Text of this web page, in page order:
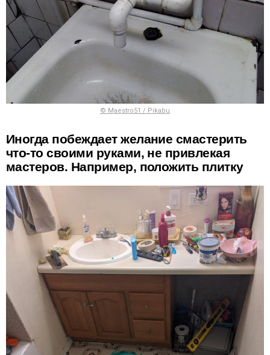
© Maestro51 / Pikabu
Иногда побеждает желание смастерить
что-то своими руками, не привлекая
мастеров. Например, положить плитку